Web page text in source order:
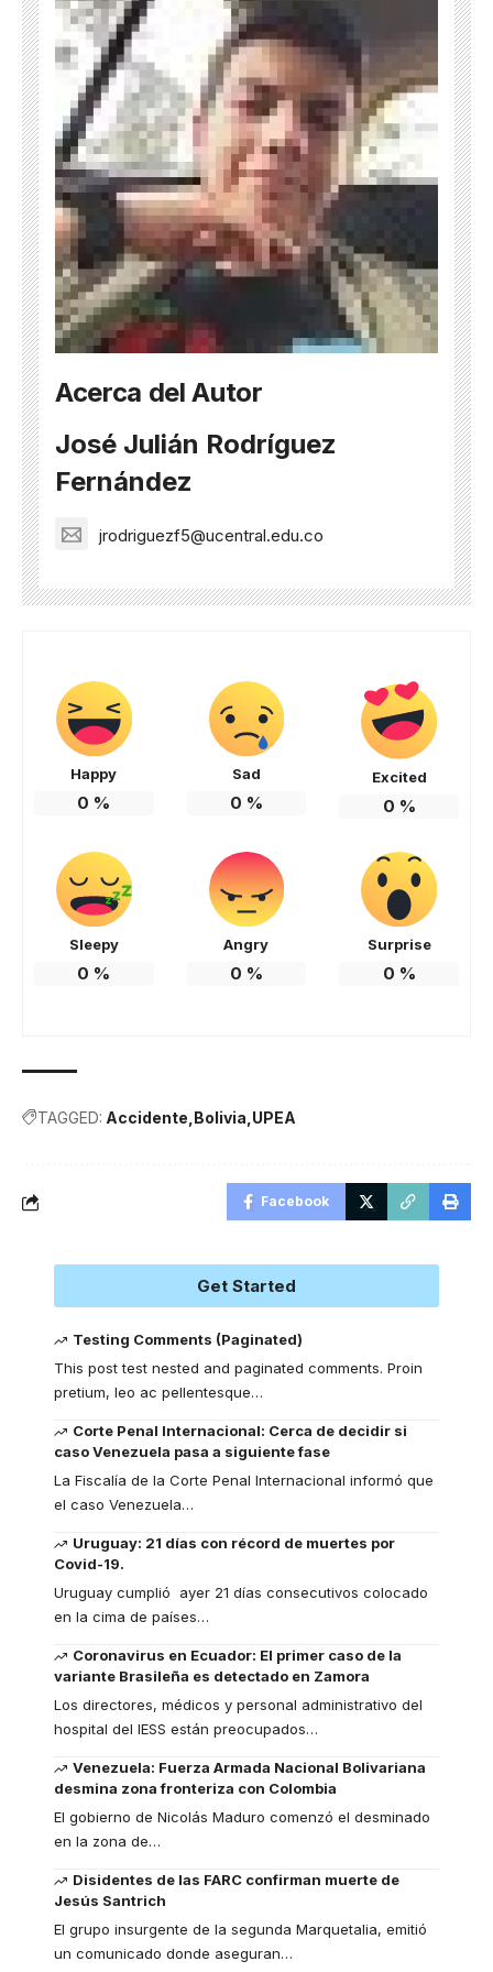
Acerca del Autor
José Julián Rodríguez
Fernández
jrodriguezf5@ucentral.edu.co
Happy
0 %
Sad
0 %
Excited
0 %
Sleepy
0 %
Angry
0 %
Surprise
0 %
TAGGED: Accidente Bolivia UPEA
Facebook
Get Started
Testing Comments (Paginated)
This post test nested and paginated comments. Proin
pretium, leo ac pellentesque…
Corte Penal Internacional: Cerca de decidir si
caso Venezuela pasa a siguiente fase
La Fiscalía de la Corte Penal Internacional informó que
el caso Venezuela…
Uruguay: 21 días con récord de muertes por
Covid-19.
Uruguay cumplió ayer 21 días consecutivos colocado
en la cima de países…
Coronavirus en Ecuador: El primer caso de la
variante Brasileña es detectado en Zamora
Los directores, médicos y personal administrativo del
hospital del IESS están preocupados…
Venezuela: Fuerza Armada Nacional Bolivariana
desmina zona fronteriza con Colombia
El gobierno de Nicolás Maduro comenzó el desminado
en la zona de…
Disidentes de las FARC confirman muerte de
Jesús Santrich
El grupo insurgente de la segunda Marquetalia, emitió
un comunicado donde aseguran…